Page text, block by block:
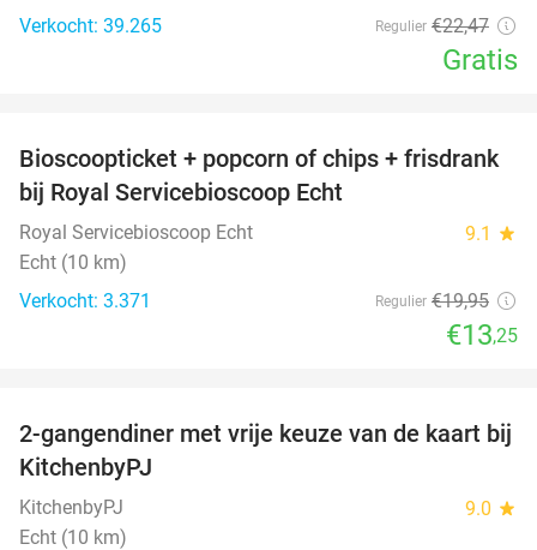
Verkocht: 39.265
Regulier €22,47
Gratis
34%
Bioscoopticket + popcorn of chips + frisdrank
bij Royal Servicebioscoop Echt
Royal Servicebioscoop Echt 9.1 star
Echt (10 km)
Verkocht: 3.371
Regulier €19,95
€13,25
23%
2-gangendiner met vrije keuze van de kaart bij
KitchenbyPJ
KitchenbyPJ 9.0 star
Echt (10 km)